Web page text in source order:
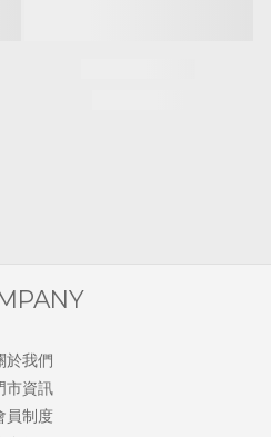
於我們
市資訊
員制度